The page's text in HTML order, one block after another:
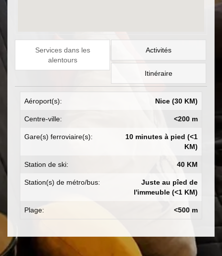
Services dans les
alentours
Activités
Itinéraire
Aéroport(s): Nice (30 KM)
Centre-ville: <200 m
Gare(s) ferroviaire(s):
10 minutes à pied (<1
KM)
Station de ski: 40 KM
Station(s) de métro/bus:
Juste au pîed de
l'immeuble (<1 KM)
Plage: <500 m